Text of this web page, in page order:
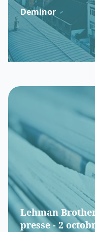
Deminor
Lehman
presse - 2